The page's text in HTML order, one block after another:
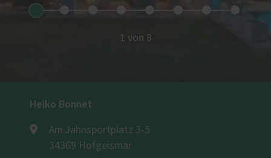
1 von 8
Heiko Bonnet
Am Jahnsportplatz 3-5
34369 Hofgeismar